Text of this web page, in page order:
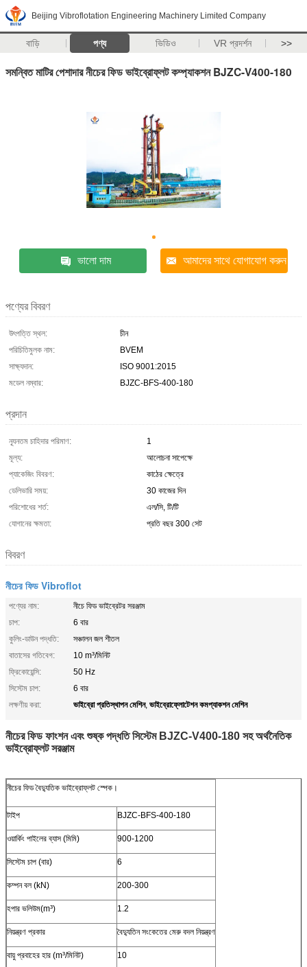
Beijing Vibroflotation Engineering Machinery Limited Company
বাড়ি পণ্য ভিডিও VR প্রদর্শন >>
সমন্বিত মাটির পেশাদার নীচের ফিড ভাইব্রোফ্লট কম্প্যাকশন BJZC-V400-180
ভালো দাম আমাদের সাথে যোগাযোগ করুন
পণ্যের বিবরণ
উৎপত্তি স্থল:
চীন
পরিচিতিমুলক নাম:
BVEM
সাক্ষ্যদান:
ISO 9001:2015
মডেল নম্বার:
BJZC-BFS-400-180
প্রদান
ন্যূনতম চাহিদার পরিমাণ:
1
মূল্য:
আলোচনা সাপেক্ষে
প্যাকেজিং বিবরণ:
কাঠের ক্ষেত্রে
ডেলিভারি সময়:
30 কাজের দিন
পরিশোধের শর্ত:
এল/সি, টি/টি
যোগানের ক্ষমতা:
প্রতি বছর 300 সেট
বিবরণ
নীচের ফিড Vibroflot
পণ্যের নাম:
নীচে ফিড ভাইব্রেটর সরঞ্জাম
চাপ:
6 বার
কুলিং-ডাউন পদ্ধতি:
সঞ্চালন জল শীতল
বাতাসের গতিবেগ:
10 m³/মিনিট
ফ্রিকোয়েন্সি:
50 Hz
সিস্টেম চাপ:
6 বার
লক্ষণীয় করা:
ভাইব্রো প্রতিস্থাপন মেশিন, ভাইব্রোফ্লোটেশন কমপ্যাকশন মেশিন
নীচের ফিড ফাংশন এবং শুষ্ক পদ্ধতি সিস্টেম BJZC-V400-180 সহ অর্থনৈতিক
ভাইব্রোফ্লট সরঞ্জাম
নীচের ফিড বৈদ্যুতিক ভাইব্রোফ্লট স্পেক।
টাইপ BJZC-BFS-400-180
ওয়ার্কিং পাইলের ব্যাস (মিমি) 900-1200
সিস্টেম চাপ (বার) 6
কম্পন বল (kN) 200-300
হপার ভলিউম(m³) 1.2
নিয়ন্ত্রণ প্রকার বৈদ্যুতিন সংকেতের মেরু বদল নিয়ন্ত্রণ
বায়ু প্রবাহের হার (m³/মিনিট) 10